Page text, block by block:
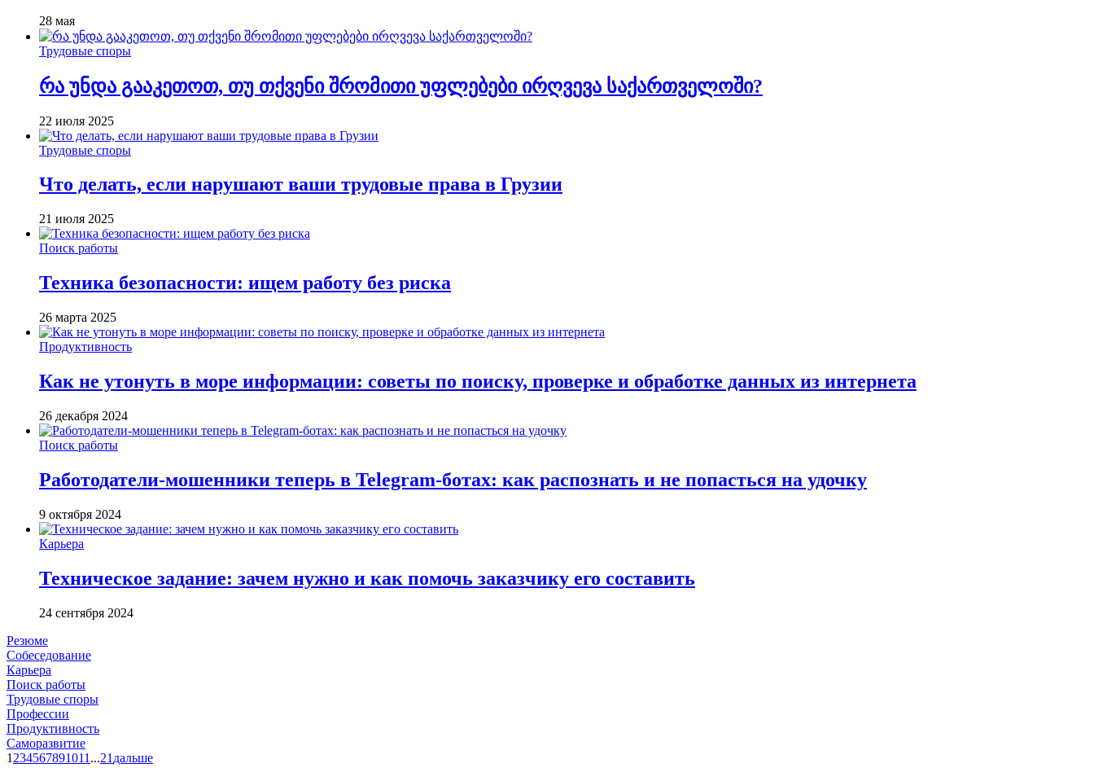
28 мая
Трудовые споры
რა უნდა გააკეთოთ, თუ თქვენი შრომითი უფლებები ირღვევა საქართველოში?
22 июля 2025
Трудовые споры
Что делать, если нарушают ваши трудовые права в Грузии
21 июля 2025
Поиск работы
Техника безопасности: ищем работу без риска
26 марта 2025
Продуктивность
Как не утонуть в море информации: советы по поиску, проверке и обработке данных из интернета
26 декабря 2024
Поиск работы
Работодатели-мошенники теперь в Telegram-ботах: как распознать и не попасться на удочку
9 октября 2024
Карьера
Техническое задание: зачем нужно и как помочь заказчику его составить
24 сентября 2024
Резюме
Собеседование
Карьера
Поиск работы
Трудовые споры
Профессии
Продуктивность
Саморазвитие
1 234567891011 ...21 дальше